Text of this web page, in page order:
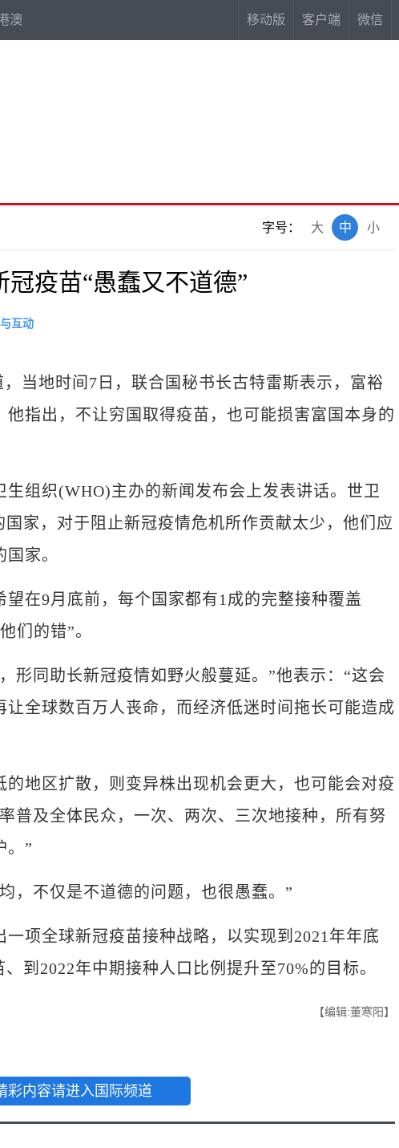
澳 移动版 客户端 微信
字号： 小
中
大
疫苗“愚蠢又不道德”
互动
当地时间7日，联合国秘书长古特雷斯表示，富裕
指出，不让穷国取得疫苗，也可能损害富国本身的
组织(WHO)主办的新闻发布会上发表讲话。世卫
家，对于阻止新冠疫情危机所作贡献太少，他们应
家。
在9月底前，每个国家都有1成的完整接种覆盖
们的错”。
同助长新冠疫情如野火般蔓延。”他表示：“这会
全球数百万人丧命，而经济低迷时间拖长可能造成
地区扩散，则变异株出现机会更大，也可能会对疫
普及全体民众，一次、两次、三次地接种，所有努
。”
不仅是不道德的问题，也很愚蠢。”
全球新冠疫苗接种战略，以实现到2021年年底
到2022年中期接种人口比例提升至70%的目标。
【编辑:董寒阳】
彩内容请进入国际频道